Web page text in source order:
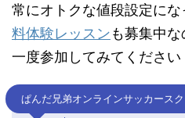
常にオトクな値段設定にな
料体験レッスンも募集中
一度参加してみてください
ぱんだ兄弟オンラインサッカース